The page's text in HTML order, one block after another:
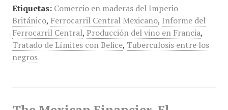
Etiquetas: Comercio en maderas del Imperio
Británico, Ferrocarril Central Mexicano, Informe del
Ferrocarril Central, Producción del vino en Francia,
Tratado de Límites con Belice, Tuberculosis entre los
negros